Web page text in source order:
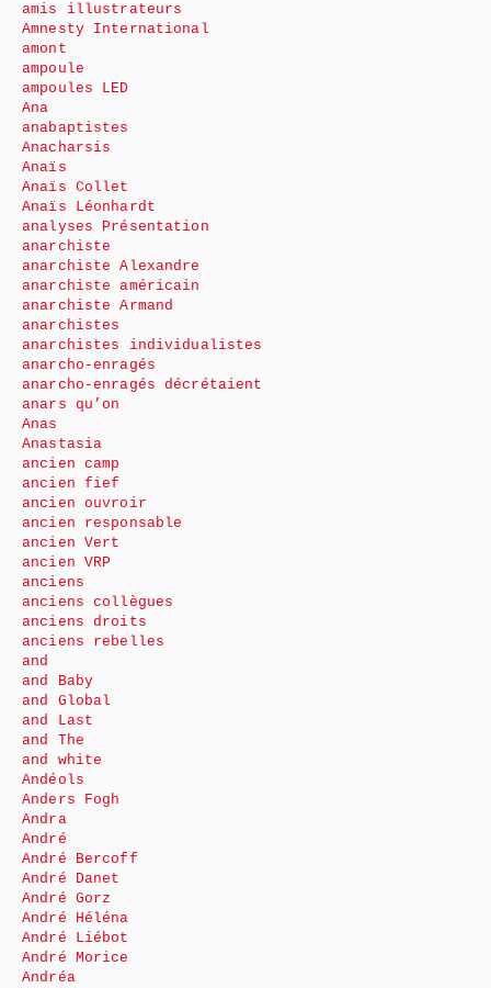
amis illustrateurs
Amnesty International
amont
ampoule
ampoules LED
Ana
anabaptistes
Anacharsis
Anaïs
Anaïs Collet
Anaïs Léonhardt
analyses Présentation
anarchiste
anarchiste Alexandre
anarchiste américain
anarchiste Armand
anarchistes
anarchistes individualistes
anarcho-enragés
anarcho-enragés décrétaient
anars qu’on
Anas
Anastasia
ancien camp
ancien fief
ancien ouvroir
ancien responsable
ancien Vert
ancien VRP
anciens
anciens collègues
anciens droits
anciens rebelles
and
and Baby
and Global
and Last
and The
and white
Andéols
Anders Fogh
Andra
André
André Bercoff
André Danet
André Gorz
André Héléna
André Liébot
André Morice
Andréa